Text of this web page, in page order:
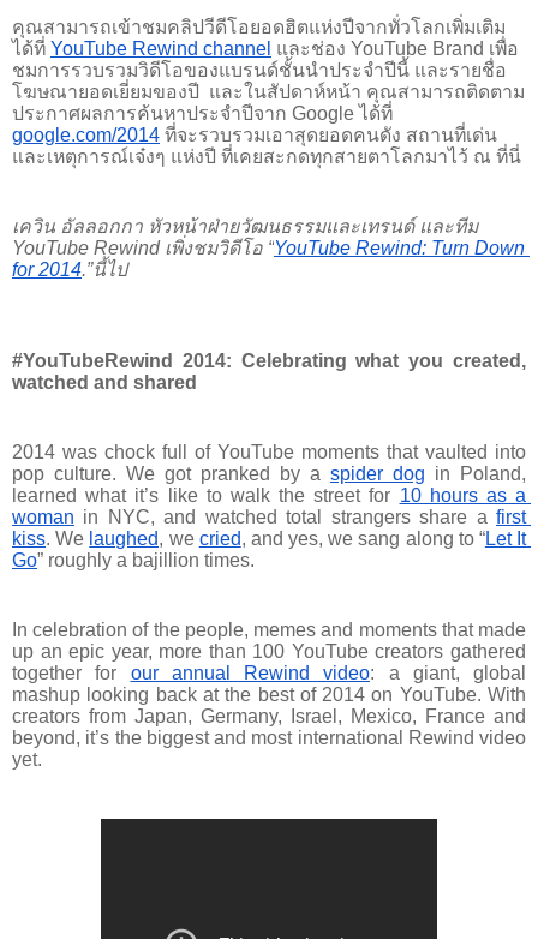
คุณสามารถเข้าชมคลิปวีดีโอยอดฮิตแห่งปีจากทั่วโลกเพิ่มเติม
ได้ที่ YouTube Rewind channel และช่อง YouTube Brand เพื่อ
ชมการรวบรวมวิดีโอของแบรนด์ชั้นนำประจำปีนี้ และรายชื่อ
โฆษณายอดเยี่ยมของปี และในสัปดาห์หน้า คุณสามารถติดตาม
ประกาศผลการค้นหาประจำปีจาก Google ได้ที่
google.com/2014 ที่จะรวบรวมเอาสุดยอดคนดัง สถานที่เด่น
และเหตุการณ์เจ๋งๆ แห่งปี ที่เคยสะกดทุกสายตาโลกมาไว้ ณ ที่นี่
เควิน อัลลอกกา หัวหน้าฝ่ายวัฒนธรรมและเทรนด์ และทีม
YouTube Rewind เพิ่งชมวิดีโอ “YouTube Rewind: Turn Down
for 2014.”นี้ไป
#YouTubeRewind 2014: Celebrating what you created,
watched and shared
2014 was chock full of YouTube moments that vaulted into
pop culture. We got pranked by a spider dog in Poland,
learned what it’s like to walk the street for 10 hours as a
woman in NYC, and watched total strangers share a first
kiss. We laughed, we cried, and yes, we sang along to “Let It
Go” roughly a bajillion times.
In celebration of the people, memes and moments that made
up an epic year, more than 100 YouTube creators gathered
together for
our annual Rewind video: a giant, global
mashup looking back at the best of 2014 on YouTube. With
creators from Japan, Germany, Israel, Mexico, France and
beyond, it’s the biggest and most international Rewind video
yet.